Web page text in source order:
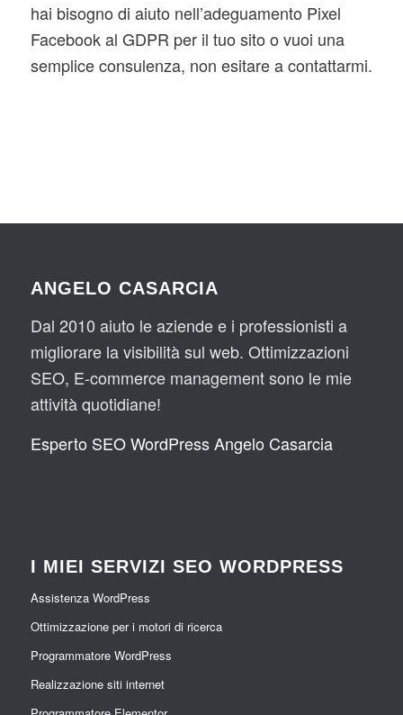
hai bisogno di aiuto nell’adeguamento Pixel
Facebook al GDPR per il tuo sito o vuoi una
semplice consulenza, non esitare a contattarmi.
ANGELO CASARCIA
Dal 2010 aiuto le aziende e i professionisti a
migliorare la visibilità sul web. Ottimizzazioni
SEO, E-commerce management sono le mie
attività quotidiane!
Esperto SEO WordPress Angelo Casarcia
I MIEI SERVIZI SEO WORDPRESS
Assistenza WordPress
Ottimizzazione per i motori di ricerca
Programmatore WordPress
Realizzazione siti internet